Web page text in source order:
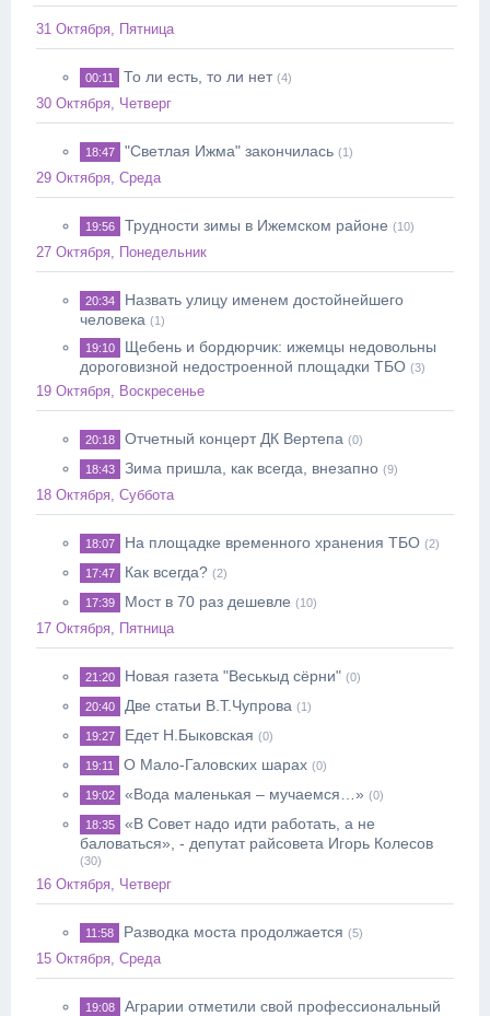
31 Октября, Пятница
00:11 То ли есть, то ли нет (4)
30 Октября, Четверг
18:47 "Светлая Ижма" закончилась (1)
29 Октября, Среда
19:56 Трудности зимы в Ижемском районе (10)
27 Октября, Понедельник
20:34
Назвать улицу именем достойнейшего
человека (1)
19:10
Щебень и бордюрчик: ижемцы недовольны
дороговизной недостроенной площадки ТБО (3)
19 Октября, Воскресенье
20:18 Отчетный концерт ДК Вертепа (0)
18:43 Зима пришла, как всегда, внезапно (9)
18 Октября, Суббота
18:07 На площадке временного хранения ТБО (2)
17:47 Как всегда? (2)
17:39 Мост в 70 раз дешевле (10)
17 Октября, Пятница
21:20 Новая газета "Веськыд сёрни" (0)
20:40 Две статьи В.Т.Чупрова (1)
19:27 Едет Н.Быковская (0)
19:11 О Мало-Галовских шарах (0)
19:02 «Вода маленькая – мучаемся…» (0)
18:35
«В Совет надо идти работать, а не
баловаться», - депутат райсовета Игорь Колесов
(30)
16 Октября, Четверг
11:58 Разводка моста продолжается (5)
15 Октября, Среда
19:08
Аграрии отметили свой профессиональный